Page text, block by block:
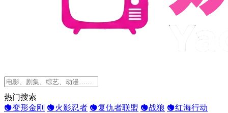
热门搜索
变形金刚
火影忍者 复仇者联盟 战狼 红海行动